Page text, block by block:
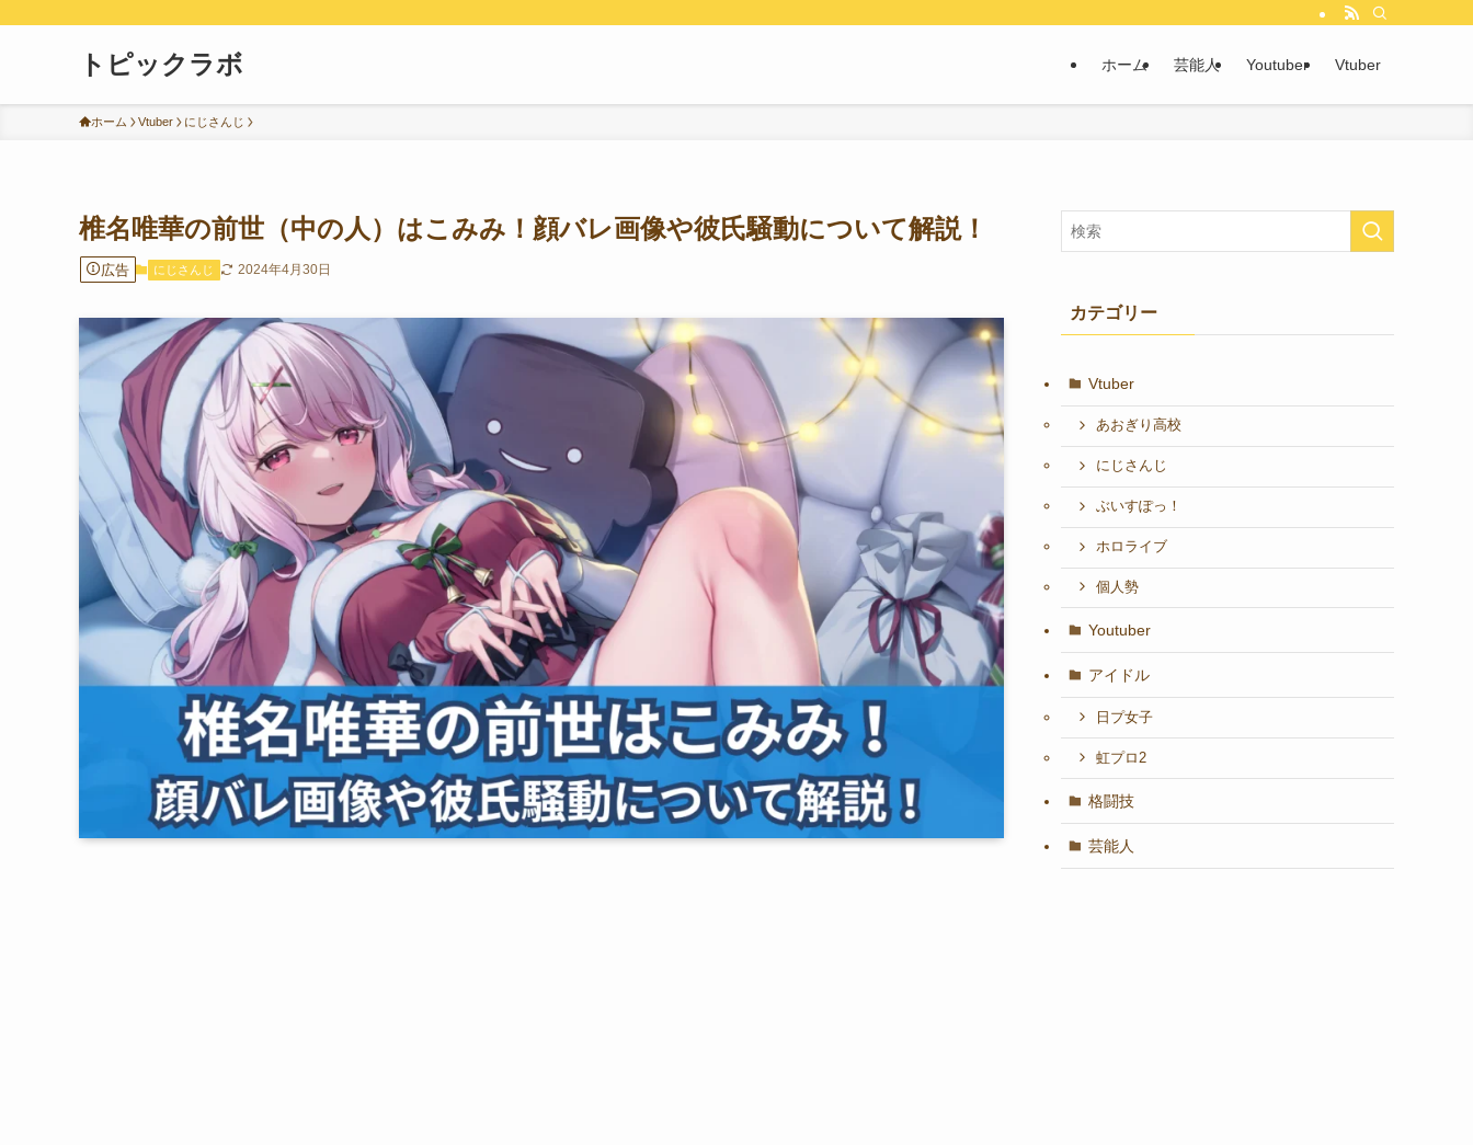
トピックラボ ホーム 芸能人 Youtuber Vtuber
ホーム Vtuber にじさんじ
椎名唯華の前世（中の人）はこみみ！顔バレ画像や彼氏騒動について解説！
広告 にじさんじ 2024年4月30日
カテゴリー
Vtuber
あおぎり高校
にじさんじ
ぶいすぽっ！
ホロライブ
個人勢
Youtuber
アイドル
日プ女子
虹プロ2
格闘技
芸能人